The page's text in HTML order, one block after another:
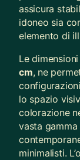
assicura
idoneo sia
elemento di
Le
cm, ne
lo spazio
colorazione
vasta
minimalisti.